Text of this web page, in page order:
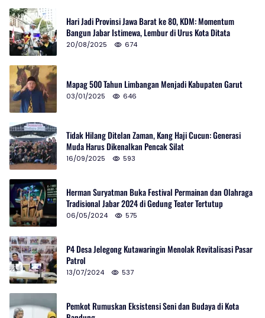
Hari Jadi Provinsi Jawa Barat ke 80, KDM: Momentum
Bangun Jabar Istimewa, Lembur di Urus Kota Ditata
20/08/2025 674
Mapag 500 Tahun Limbangan Menjadi Kabupaten Garut
03/01/2025 646
Tidak Hilang Ditelan Zaman, Kang Haji Cucun: Generasi
Muda Harus Dikenalkan Pencak Silat
16/09/2025 593
Herman Suryatman Buka Festival Permainan dan Olahraga
Tradisional Jabar 2024 di Gedung Teater Tertutup
06/05/2024 575
P4 Desa Jelegong Kutawaringin Menolak Revitalisasi Pasar
Patrol
13/07/2024 537
Pemkot Rumuskan Eksistensi Seni dan Budaya di Kota